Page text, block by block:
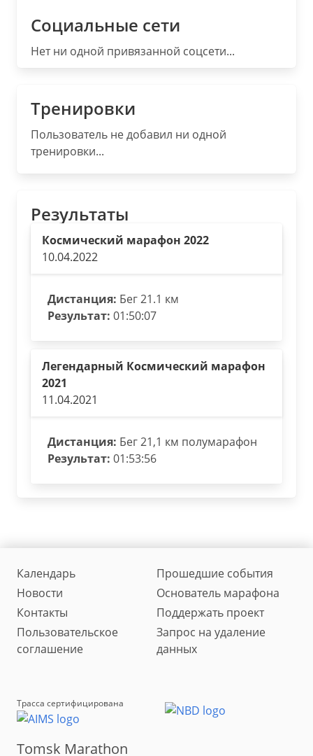
Социальные сети
Нет ни одной привязанной соцсети...
Тренировки
Пользователь не добавил ни одной
тренировки...
Результаты
Космический марафон 2022
10.04.2022
Дистанция: Бег 21.1 км
Результат: 01:50:07
Легендарный Космический марафон
2021
11.04.2021
Дистанция: Бег 21,1 км полумарафон
Результат: 01:53:56
Календарь
Прошедшие события
Новости
Основатель марафона
Контакты
Поддержать проект
Пользовательское
соглашение
Запрос на удаление
данных
Трасса сертифицирована
Tomsk Marathon